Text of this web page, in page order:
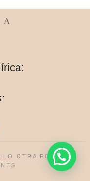
OTRA FORMA